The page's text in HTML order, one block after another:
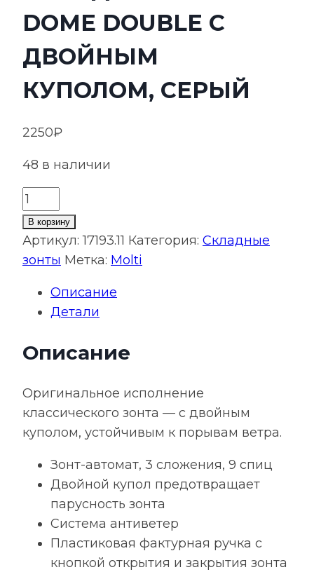
DOME DOUBLE С
ДВОЙНЫМ
КУПОЛОМ, СЕРЫЙ
2250₽
48 в наличии
Количество
товара
Складной
зонт
Double
куполом,
В корзину
Артикул:17193.11 Категория: Складные
зонты Метка: Molti
Описание
Детали
Описание
Оригинальное исполнение
классического зонта — с двойным
куполом, устойчивым к порывам ветра.
Зонт-автомат, 3 сложения, 9 спиц
Двойной купол предотвращает
парусность зонта
Система антиветер
Пластиковая фактурная ручка с
кнопкой открытия и закрытия зонта